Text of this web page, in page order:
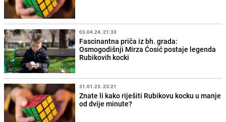
03.04.24. 21:33
Fascinantna priča iz bh. grada:
Osmogodišnji Mirza Ćosić postaje legenda
Rubikovih kocki
31.01.23. 23:21
Znate li kako riješiti Rubikovu kocku u manje
od dvije minute?